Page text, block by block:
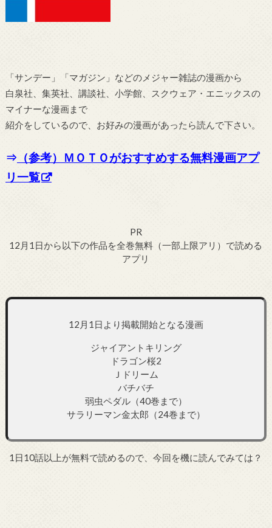
「サンデー」「マガジン」などのメジャー雑誌の漫画から
白泉社、集英社、講談社、小学館、スクウェア・エニックスの
マイナーな漫画まで
紹介をしているので、お好みの漫画があったら読んで下さい。
⇒ （参考）ＭＯＴＯがおすすめする無料漫画アプ
リ一覧
PR
12月1日から以下の作品を全巻無料（一部上限アリ）で読める
アプリ
12月1日より掲載開始となる漫画
ジャイアントキリング
ドラゴン桜2
Ｊドリーム
バチバチ
弱虫ペダル（40巻まで）
サラリーマン金太郎（24巻まで）
1日10話以上が無料で読めるので、今回を機に読んでみては？